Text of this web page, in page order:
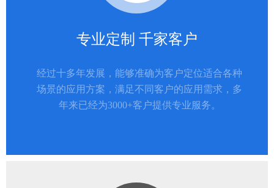
专业定制 千家客户
经过十多年发展，能够准确为客户定位适合各种
场景的应用方案，满足不同客户的应用需求，多
年来已经为3000+客户提供专业服务。